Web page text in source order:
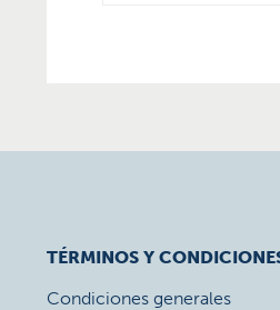
TÉRMINOS Y
Condiciones generales